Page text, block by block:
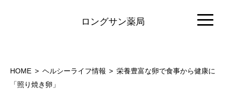
ロングサン薬局
HOME ヘルシーライフ情報
栄養豊富な卵で食事から健康に
「照り焼き卵」